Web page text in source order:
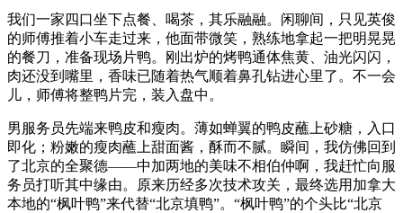
我们一家四口坐下点餐、喝茶，其乐融融。闲聊间，只见英俊
的师傅推着小车走过来，他面带微笑，熟练地拿起一把明晃晃
的餐刀，准备现场片鸭。刚出炉的烤鸭通体焦黄、油光闪闪，
肉还没到嘴里，香味已随着热气顺着鼻孔钻进心里了。不一会
儿，师傅将整鸭片完，装入盘中。
男服务员先端来鸭皮和瘦肉。薄如蝉翼的鸭皮蘸上砂糖，入口
即化；粉嫩的瘦肉蘸上甜面酱，酥而不腻。瞬间，我仿佛回到
了北京的全聚德——中加两地的美味不相伯仲啊，我赶忙向服
务员打听其中缘由。原来历经多次技术攻关，最终选用加拿大
本地的“枫叶鸭”来代替“北京填鸭”。“枫叶鸭”的个头比“北京